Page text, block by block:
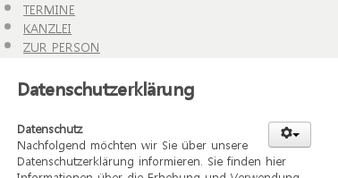
TERMINE
KANZLEI
ZUR PERSON
KONTAKT
Datenschutzerklärung
Datenschutz
Nachfolgend möchten wir Sie über unsere
Datenschutzerklärung informieren. Sie finden hier